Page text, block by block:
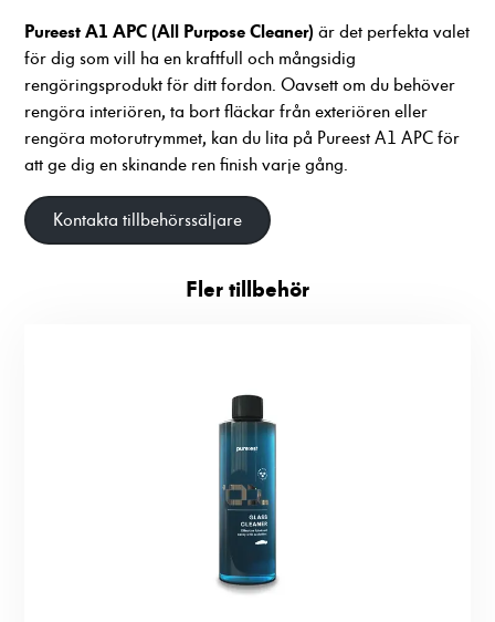
Pureest A1 APC (All Purpose Cleaner) är det perfekta valet
för dig som vill ha en kraftfull och mångsidig
rengöringsprodukt för ditt fordon. Oavsett om du behöver
rengöra interiören, ta bort fläckar från exteriören eller
rengöra motorutrymmet, kan du lita på Pureest A1 APC för
att ge dig en skinande ren finish varje gång.
Kontakta tillbehörssäljare
Fler tillbehör
cookies
kommer viss
funktionalitet
att försvinna
från
hemsidan.
intressen och ditt